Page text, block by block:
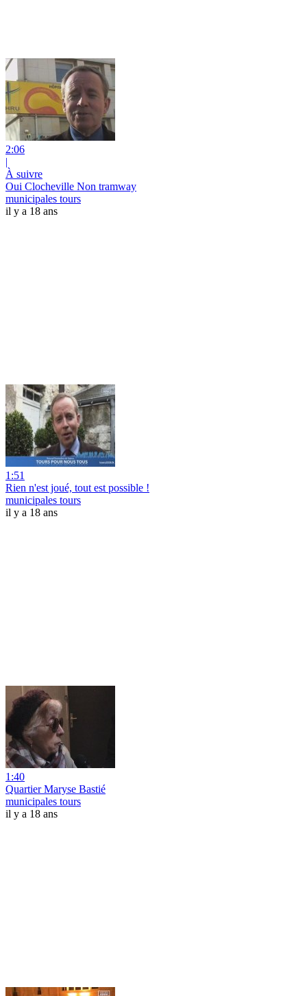
2:06
|
À suivre
Oui Clocheville Non tramway
municipales tours
il y a 18 ans
1:51
Rien n'est joué, tout est possible !
municipales tours
il y a 18 ans
1:40
Quartier Maryse Bastié
municipales tours
il y a 18 ans